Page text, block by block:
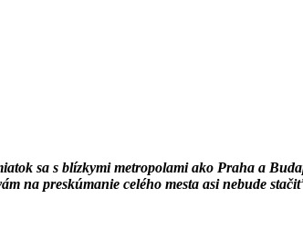
sa s blízkymi metropolami ako Praha a
na preskúmanie celého mesta asi nebude